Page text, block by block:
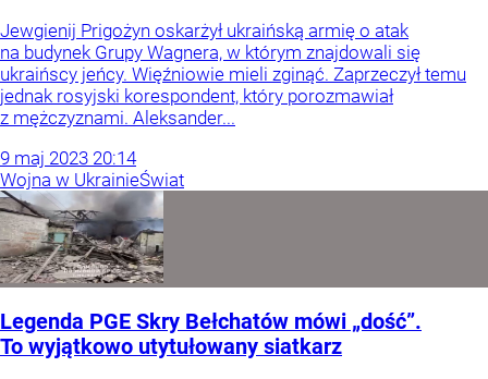
Jewgienij Prigożyn oskarżył ukraińską armię o atak
na budynek Grupy Wagnera, w którym znajdowali się
ukraińscy jeńcy. Więźniowie mieli zginąć. Zaprzeczył temu
jednak rosyjski korespondent, który porozmawiał
z mężczyznami. Aleksander...
9 maj 2023 20:14
Wojna w UkrainieŚwiat
Legenda PGE Skry Bełchatów mówi „dość”.
To wyjątkowo utytułowany siatkarz